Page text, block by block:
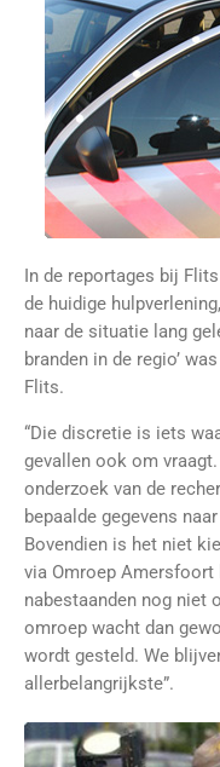
In de reportages bij
de huidige
naar de situatie lang
branden in de regio’
Flits.
“Die discretie is iets
gevallen ook om
onderzoek van de
bepaalde gegevens
Bovendien is het niet
via Omroep
nabestaanden nog niet
omroep wacht dan
wordt gesteld. We
allerbelangrijkste”.